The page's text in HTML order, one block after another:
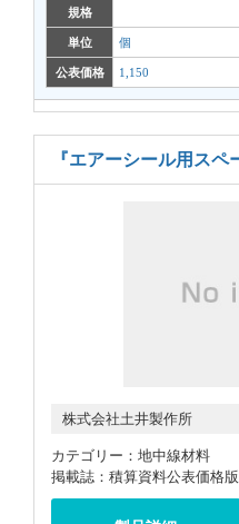
規格
単位 個
公表価格 1,150
『エアーシール用スペ
株式会社土井製作所
カテゴリー：地中線材料
掲載誌：積算資料公表価格